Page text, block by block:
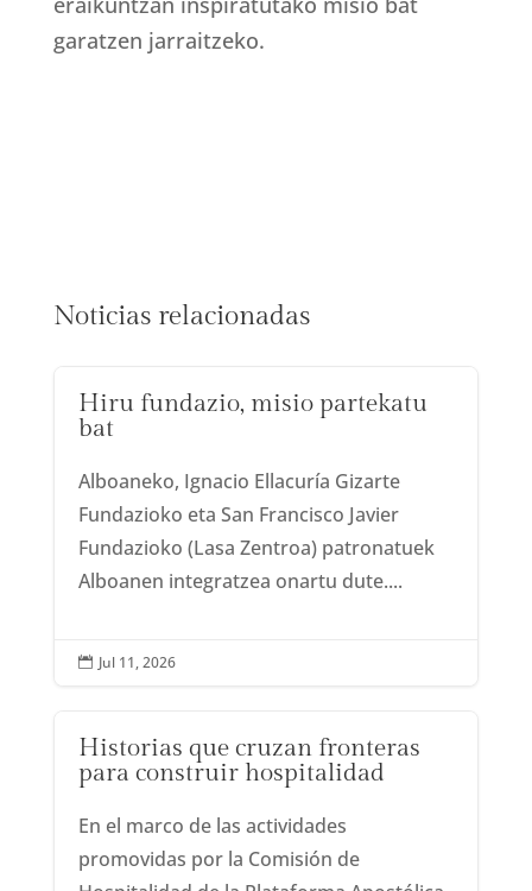
garatzen jarraitzeko.
Noticias relacionadas
Hiru fundazio, misio partekatu
bat
Alboaneko, Ignacio Ellacuría Gizarte
Fundazioko eta San Francisco Javier
Fundazioko (Lasa Zentroa) patronatuek
Alboanen integratzea onartu dute....
 Jul 11, 2026
Historias que cruzan fronteras
para construir hospitalidad
En el marco de las actividades
promovidas por la Comisión de